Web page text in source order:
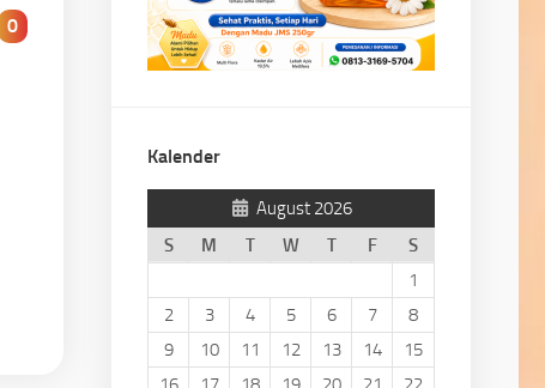
0
Kalender
August 2026
S
M T W T F
S
1
2
3 4 5 6 7
8
9
10 11 12 13 14
15